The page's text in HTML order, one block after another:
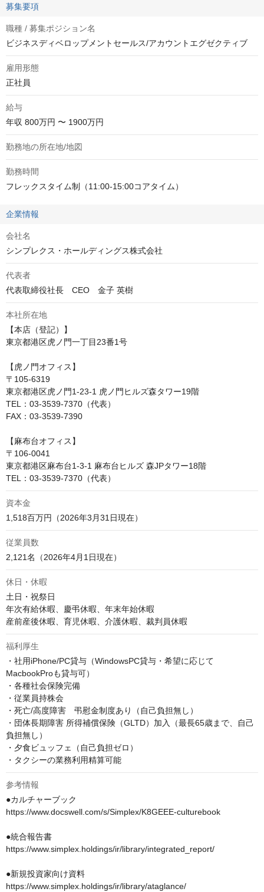
募集要項
職種 / 募集ポジション名
ビジネスディベロップメントセールス/アカウントエグゼクティブ
雇用形態
正社員
給与
年収 800万円 〜 1900万円
勤務地の所在地/地図
勤務時間
フレックスタイム制（11:00-15:00コアタイム）
企業情報
会社名
シンプレクス・ホールディングス株式会社
代表者
代表取締役社長　CEO　金子 英樹
本社所在地
【本店（登記）】
東京都港区虎ノ門一丁目23番1号
【虎ノ門オフィス】
〒105-6319
東京都港区虎ノ門1-23-1 虎ノ門ヒルズ森タワー19階
TEL：03-3539-7370（代表）
FAX：03-3539-7390
【麻布台オフィス】
〒106-0041
東京都港区麻布台1-3-1 麻布台ヒルズ 森JPタワー18階
TEL：03-3539-7370（代表）
資本金
1,518百万円（2026年3月31日現在）
従業員数
2,121名（2026年4月1日現在）
休日・休暇
土日・祝祭日
年次有給休暇、慶弔休暇、年末年始休暇
産前産後休暇、育児休暇、介護休暇、裁判員休暇
福利厚生
・社用iPhone/PC貸与（WindowsPC貸与・希望に応じて
MacbookProも貸与可）
・各種社会保険完備
・従業員持株会
・死亡/高度障害　弔慰金制度あり（自己負担無し）
・団体長期障害 所得補償保険（GLTD）加入（最長65歳まで、自己
負担無し）
・夕食ビュッフェ（自己負担ゼロ）
・タクシーの業務利用精算可能
参考情報
●カルチャーブック
https://www.docswell.com/s/Simplex/K8GEEE-culturebook
●統合報告書
https://www.simplex.holdings/ir/library/integrated_report/
●新規投資家向け資料
https://www.simplex.holdings/ir/library/ataglance/